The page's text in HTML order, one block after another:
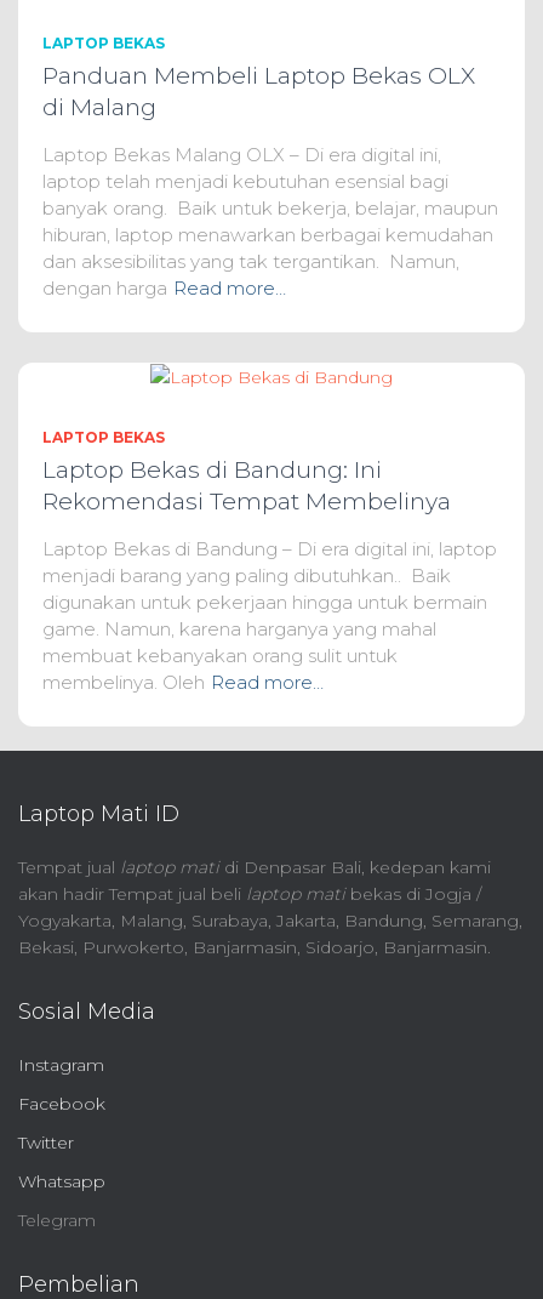
LAPTOP BEKAS
Panduan Membeli Laptop Bekas OLX
di Malang
Laptop Bekas Malang OLX – Di era digital ini,
laptop telah menjadi kebutuhan esensial bagi
banyak orang. Baik untuk bekerja, belajar, maupun
hiburan, laptop menawarkan berbagai kemudahan
dan aksesibilitas yang tak tergantikan. Namun,
dengan harga Read more…
LAPTOP BEKAS
Laptop Bekas di Bandung: Ini
Rekomendasi Tempat Membelinya
Laptop Bekas di Bandung – Di era digital ini, laptop
menjadi barang yang paling dibutuhkan.. Baik
digunakan untuk pekerjaan hingga untuk bermain
game. Namun, karena harganya yang mahal
membuat kebanyakan orang sulit untuk
membelinya. Oleh Read more…
Laptop Mati ID
Tempat jual laptop matidi Denpasar Bali, kedepan kami
akan hadir Tempat jual beli laptop matibekas di Jogja /
Yogyakarta, Malang, Surabaya, Jakarta, Bandung, Semarang,
Bekasi, Purwokerto, Banjarmasin, Sidoarjo, Banjarmasin.
Sosial Media
Instagram
Facebook
Twitter
Whatsapp
Telegram
Pembelian